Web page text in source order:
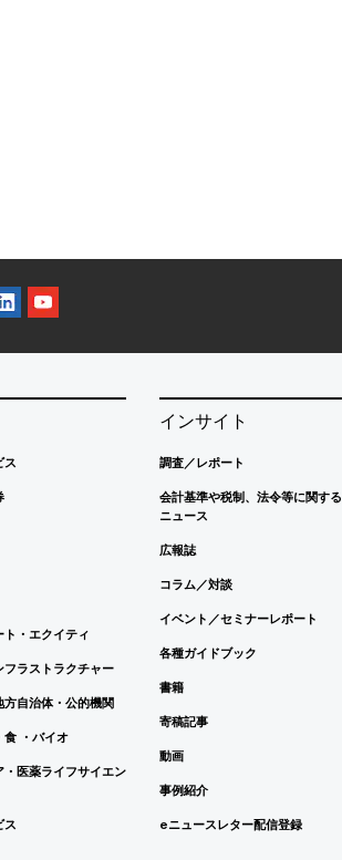
ス
ト・エクイティ
フラストラクチャー
方自治体・公的機関
食 ・バイオ
・医薬ライフサイエン
ス
インサイト
調査／レポート
会計基準や税制、法令等に関する
ニュース
広報誌
コラム／対談
イベント／セミナーレポート
各種ガイドブック
書籍
寄稿記事
動画
事例紹介
eニュースレター配信登録